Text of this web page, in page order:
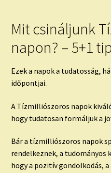
Mit csináljunk
napon? – 5+1
Ezek a napok a tudatosság,
időpontjai.
A Tízmilliószoros napok
hogy tudatosan formáljuk a
Bár a tízmilliószoros napok
rendelkeznek, a
hogy a pozitív gondolkodás,